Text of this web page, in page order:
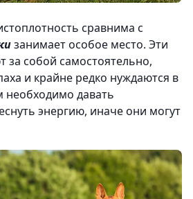
сравнима с
занимает особое место. Эти
за собой самостоятельно,
и крайне редко нуждаются в
необходимо давать
энергию, иначе они могут